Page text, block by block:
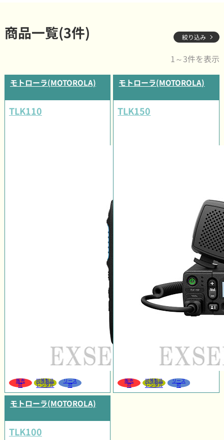
商品一覧(3件) 絞り込み
1～3件を表示
モトローラ(MOTOROLA)
TLK110
販売
可
同等製品
レンタル
リース
可
モトローラ(MOTOROLA)
TLK150
販売
可
同等製品
レンタル
リース
可
モトローラ(MOTOROLA)
TLK100